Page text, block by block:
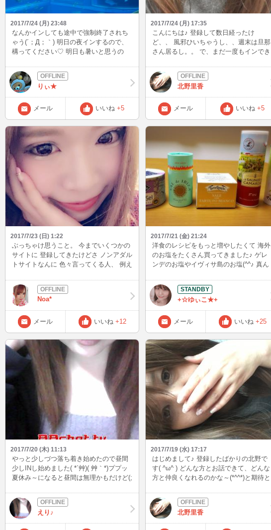
2017/7/24 (月) 23:48
なんかインしても途中で強制終了されち
ゃう(´；Д；｀) 明日の夜インするので、
構ってください♡ 明日も暑いと思うの
( *'ω'* )
りぃ★
メール いいね +5
2017/7/24 (月) 17:35
こんにちは♪ 登録して数日経ったけ
ど、、 風邪ひいちゃうし、、週末は旦那
さん居るし。。 で、まだ一度もインでき
きたのであと少ししたらインできそうで
す♪ みなさんも夏風邪にはご注意くださ
い！ それではお会いできる日を楽しみに
しています♪
北野里香
メール いいね +5
2017/7/23 (日) 1:22
ぶっちゃけ思うこと。 今までいくつかの
サイトに 登録してきたけどさ ノンアダル
トサイトなんに 色々言ってくる人、 例え
してるの？ バカじゃない。とか言う人が
多い事 ここのサイトに登録して 初めて感
じたこと。 ノンアダでも脱いでる子がい
るのは事実なのは知ってます。 だったら
アダルト行けよって 私は思うけどアダル
ト行ったら そうゆう子は稼げなぃ。 そり
ゃアダルト禁止ってサイトで脱いでたら
そりゃみんな気になるもん。でもそうゆ
うマナー違反がいるから変な印象持たれ
るわけよ。 キャバクラで言ったら枕営業
みたいな感じかな。 色んな噂がでて誰々
はやってるしとか言われて軽く見られた
り、お店やキャスト周りに迷惑かけるん
だよね… 別に色々言われるのは夜も長く
してたし言われ慣れてるけど イメージを
崩さないでほしぃ。 あたしは堂々と周り
にチャットレしてるって言えるし言って
よ言ってくる知り合いもいるのは事実。
それが悔しくて悲しい(´；ω；｀) 登録し
て1ヵ月 みんなに好かれようとは思わな
い。 こんな私でもいいと言って ついてき
てくれる人を大事にしていく。 ちょっと
今はどこでやっていこうか道に迷ってる
状態だけど こんな私をこれからも暖かく
見守ってくれる方、宜しくお願いしま
Noa*
メール いいね +12
2017/7/21 (金) 21:24
洋食のレシピをもっと増やしたくて 海外
のお塩をたくさん買ってきました♪ ゲレ
ンデのお塩やイヴィサ島のお塩(^^♪ 真ん
～！ ハーブ塩でチキンを焼いたり色々使
うの楽しみ～(*^^)v
+☆ゆぃこ★+
メール いいね +25
2017/7/20 (木) 11:13
やっと少しづつ落ち着き始めたので昼間
少しINし始めました( *´艸)( 艸｀*)ププッ
夏休み～になると昼間は無理かもだけど(;
す( ´ﾟДﾟ｀) 今夜からまた((ヽ(･ω･｀,,)ﾖﾛｼ
ｸ(,,´-ω-)o))ﾍﾟｺﾘｗ では～ (*´ﾉ０ﾟ`)またね
ッ━━━!!えり♪
2017/7/19 (水) 17:17
はじめまして♪ 登録したばかりの北野で
す( ^ω^ ) どんな方とお話できて、どんな
方と仲良くなれるのかな～(*^^*)と期待と
がいない時しかインできませんがよろし
くお願いします(^^)/
北野里香